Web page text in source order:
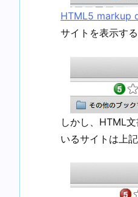
HTML5 markup
サイトを表示す
しかし、HTML
いるサイトは上